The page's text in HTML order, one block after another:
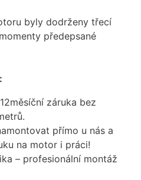
byly dodrženy třecí
předepsané
záruka bez
přímo u nás a
na motor i práci!
– profesionální montáž